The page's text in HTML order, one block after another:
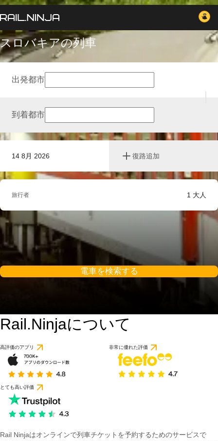
スロバキアの列車
14 8月 2026 復路追加
出発都市
到着都市
旅行者 1 大人
電車を検索する
Rail.Ninjaについて
高評価のアプリ 非常に優れた評価
とても高い評価
Rail Ninjaはオンラインで列車チケットを予約するためのサービスで